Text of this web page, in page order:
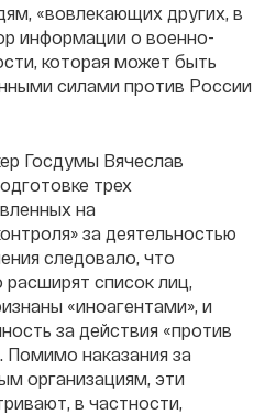
«вовлекающих других, в
информации о военно-
которая может быть
силами против России
Госдумы Вячеслав
трех
на
за деятельностью
следовало, что
список лиц,
«иноагентами», и
за действия «против
Помимо наказания за
организациям, эти
в частности,